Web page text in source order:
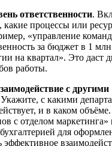
ответственности.
процессы или
«управление
за бюджет в 1
на квартал». Это даст
работы.
с другими
с какими
и в каком
с отделом маркетинга»
для